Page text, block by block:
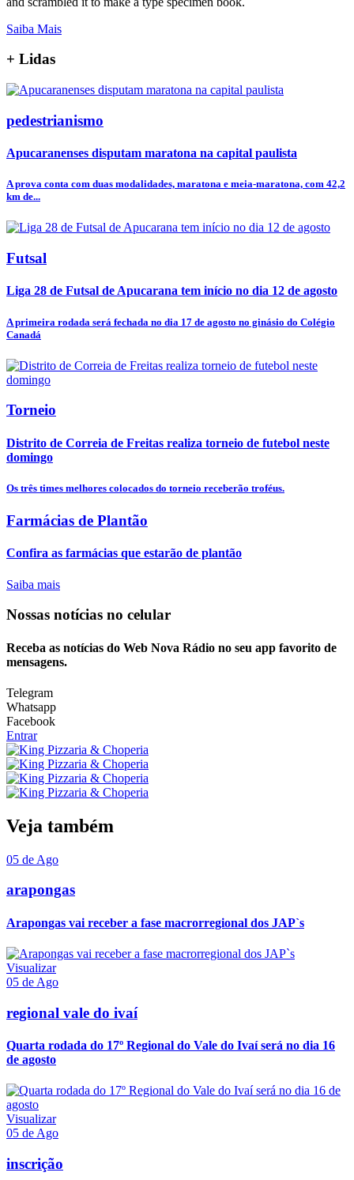
Saiba Mais
+ Lidas
pedestrianismo
Apucaranenses disputam maratona na capital paulista
A prova conta com duas modalidades, maratona e meia-maratona, com 42,2
km de...
Futsal
Liga 28 de Futsal de Apucarana tem início no dia 12 de agosto
A primeira rodada será fechada no dia 17 de agosto no ginásio do Colégio
Canadá
Torneio
Distrito de Correia de Freitas realiza torneio de futebol neste
domingo
Os três times melhores colocados do torneio receberão troféus.
Farmácias de Plantão
Confira as farmácias que estarão de plantão
Saiba mais
Nossas notícias no celular
Receba as notícias do Web Nova Rádio no seu app favorito de
mensagens.
Telegram
Whatsapp
Facebook
Entrar
Veja também
05 de Ago
arapongas
Arapongas vai receber a fase macrorregional dos JAP`s
Visualizar
05 de Ago
regional vale do ivaí
Quarta rodada do 17º Regional do Vale do Ivaí será no dia 16
de agosto
Visualizar
05 de Ago
inscrição